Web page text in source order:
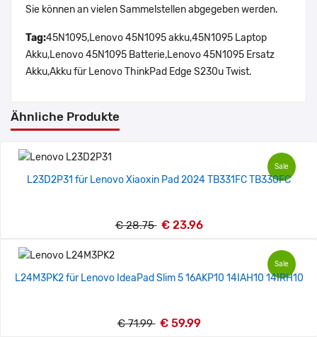
Sie können an vielen Sammelstellen abgegeben werden.
Tag:45N1095,Lenovo 45N1095 akku,45N1095 Laptop
Akku,Lenovo 45N1095 Batterie,Lenovo 45N1095 Ersatz
Akku,Akku für Lenovo ThinkPad Edge S230u Twist.
Ähnliche Produkte
Sale
L23D2P31 für Lenovo Xiaoxin Pad 2024 TB331FC TB330FC
€ 28.75 € 23.96
Sale
L24M3PK2 für Lenovo IdeaPad Slim 5 16AKP10 14IAH10 14IRH10
€ 71.99 € 59.99